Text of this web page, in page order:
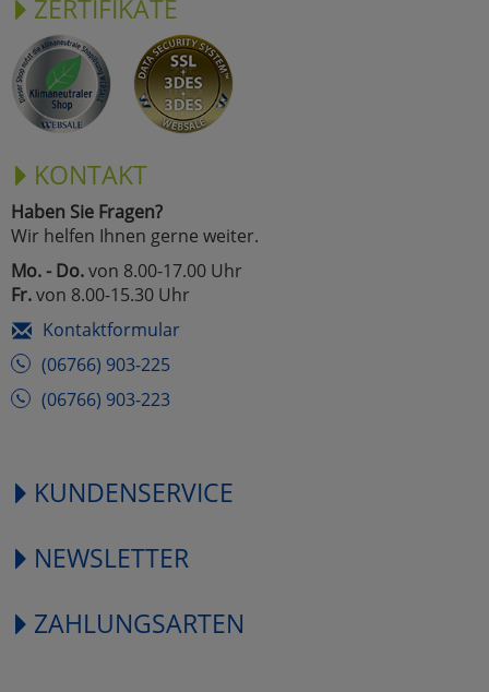
ZERTIFIKATE
KONTAKT
Haben Sie Fragen?
Wir helfen Ihnen gerne weiter.
Mo. - Do.von 8.00-17.00 Uhr
Fr.von 8.00-15.30 Uhr
Kontaktformular
(06766) 903-225
(06766) 903-223
KUNDENSERVICE
NEWSLETTER
ZAHLUNGSARTEN